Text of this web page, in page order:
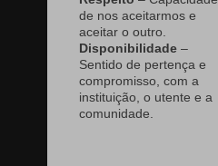
de nos aceitarmos e
aceitar o outro.
Disponibilidade –
Sentido de pertença e
compromisso, com a
instituição, o utente e a
comunidade.